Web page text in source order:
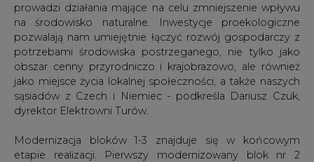
prowadzi działania mające na celu zmniejszenie wpływu
na środowisko naturalne. Inwestycje proekologiczne
pozwalają nam umiejętnie łączyć rozwój gospodarczy z
potrzebami środowiska postrzeganego, nie tylko jako
obszar cenny przyrodniczo i krajobrazowo, ale również
jako miejsce życia lokalnej społeczności, a także naszych
sąsiadów z Czech i Niemiec - podkreśla Dariusz Czuk,
dyrektor Elektrowni Turów.
Modernizacja bloków 1-3 znajduje się w końcowym
etapie realizacji. Pierwszy modernizowany blok nr 2